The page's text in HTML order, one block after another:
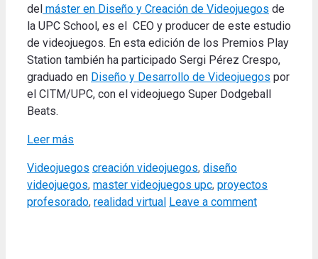
del máster en Diseño y Creación de Videojuegos de
la UPC School, es el CEO y producer de este estudio
de videojuegos. En esta edición de los Premios Play
Station también ha participado Sergi Pérez Crespo,
graduado en Diseño y Desarrollo de Videojuegos por
el CITM/UPC, con el videojuego Super Dodgeball
Beats.
Leer más
Categories
Videojuegos Tags
creación videojuegos, diseño
videojuegos, master videojuegos upc, proyectos
profesorado, realidad virtual Leave a comment